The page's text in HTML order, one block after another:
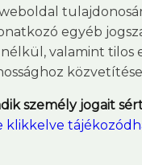
egyéb
valamint
személy jogait
klikkelve